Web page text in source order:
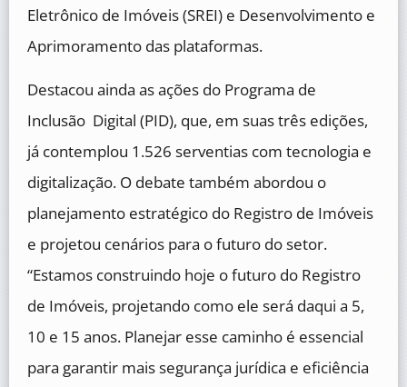
Eletrônico de Imóveis (SREI) e Desenvolvimento e
Aprimoramento das plataformas.
Destacou ainda as ações do Programa de
Inclusão Digital (PID), que, em suas três edições,
já contemplou 1.526 serventias com tecnologia e
digitalização. O debate também abordou o
planejamento estratégico do Registro de Imóveis
e projetou cenários para o futuro do setor.
“Estamos construindo hoje o futuro do Registro
de Imóveis, projetando como ele será daqui a 5,
10 e 15 anos. Planejar esse caminho é essencial
para garantir mais segurança jurídica e eficiência